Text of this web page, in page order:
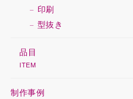
印刷
型抜き
品目
ITEM
制作事例